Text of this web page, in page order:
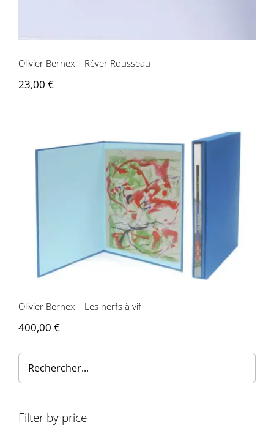
Olivier Bernex – Rêver Rousseau
23,00 €
Olivier Bernex – Les nerfs à vif
Olivier Bernex – Les nerfs à vif
400,00 €
Filter by price